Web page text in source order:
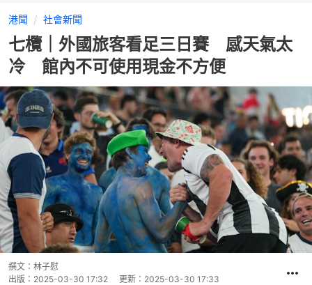
港聞 社會新聞
七欖｜外國旅客看足三日賽 感天氣太
冷 館內不可使用現金不方便
撰文： 林子慰
出版： 2025-03-30 17:32 更新： 2025-03-30 17:33